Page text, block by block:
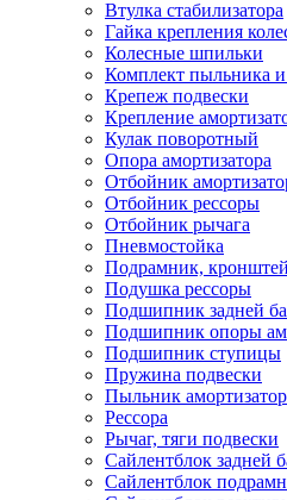
Втулка стабилизатора
Гайка крепления
Колесные шпильки
Комплект пыльника
Крепеж подвески
Крепление
Кулак поворотный
Опора амортизатора
Отбойник
Отбойник рессоры
Отбойник рычага
Пневмостойка
Подрамник,
Подушка рессоры
Подшипник задней
Подшипник опоры
Подшипник ступицы
Пружина подвески
Пыльник
Рессора
Рычаг, тяги подвески
Сайлентблок задней
Сайлентблок